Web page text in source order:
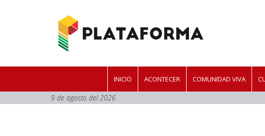
INICIO ACONTECER COMUNIDAD VIVA
9 de agosto del 2026